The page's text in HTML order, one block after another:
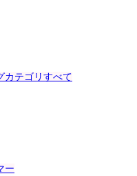
カテゴリすべて
ー